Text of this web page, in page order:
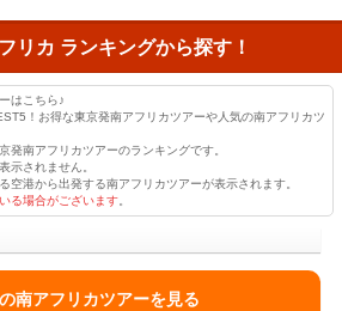
リカ ランキングから探す！
はこちら♪
！お得な東京発南アフリカツアーや人気の南アフリカツ
南アフリカツアーのランキングです。
示されません。
港から出発する南アフリカツアーが表示されます。
る場合がございます。
南アフリカツアーを見る